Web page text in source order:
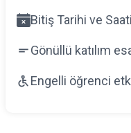
Bitiş Tarihi ve
Gönüllü katılım
Engelli öğrenci